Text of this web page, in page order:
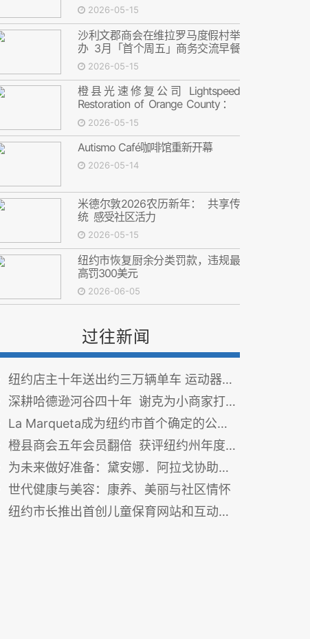
大利益
2026-05-15
沙利文郡商会在维拉罗马度假村举
办 3月「首个周五」商务交流早餐
会2026-05-15
橙县光速修复公司 Lightspeed
Restoration of Orange County：
修复的不只是房子，更是安心
2026-05-15
Autismo Café咖啡馆重新开幕
2026-05-14
米德尔敦2026农历新年： 共享传
统 感受社区活力
2026-05-15
纽约市恢复厨余分类罚款，违规最
高罚300美元
2026-06-05
过往新闻
纽约店主十年送出约三万辆单车 运动器材店成社区援助据点
深耕哈德逊河谷四十年 谢克为小商家打造网络门面
La Marqueta成为纽约市首个确定的公共杂货店
橙县商会五年会员翻倍 获评纽约州年度最佳商会
为未来做好准备：黛安娜．阿拉戈协助特殊需求家庭规划人生
世代健康与美容：康养、美丽与社区情怀
纽约市长推出首创儿童保育网站和互动地图